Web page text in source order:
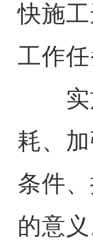
快施
工作任
实施
耗、
条件
的意